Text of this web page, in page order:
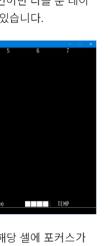
습니다.
당 셀에 포커스가